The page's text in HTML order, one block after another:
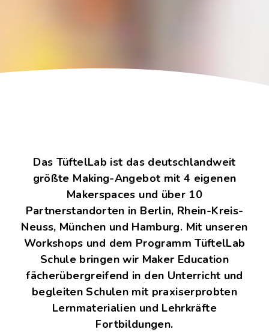
Das TüftelLab ist das deutschlandweit
größte Making-Angebot mit 4 eigenen
Makerspaces und über 10
Partnerstandorten in Berlin, Rhein-Kreis-
Neuss, München und Hamburg. Mit unseren
Workshops und dem Programm TüftelLab
Schule bringen wir Maker Education
fächerübergreifend in den Unterricht und
begleiten Schulen mit praxiserprobten
Lernmaterialien und Lehrkräfte
Fortbildungen.